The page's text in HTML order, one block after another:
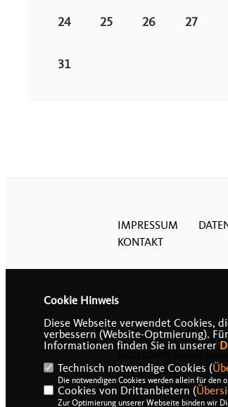
24 25 26 27
31
IMPRESSUM
KONTAKT
Sicherheitspolitik
Alle Rechte vorbehalten.
Cookie Hinweis
Diese Webseite verwendet Cookies,
verbessern (Website-Optmierung).
Informationen finden Sie in unserer
Technisch notwendige Cookies (
Die notwendigen Cookies werden allein für den
Cookies von Drittanbietern (
Zur Optimierung unserer Webseite binden wir